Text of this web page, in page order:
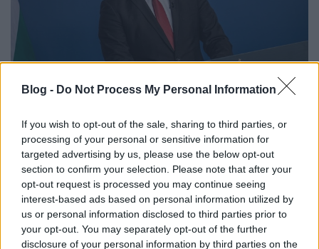
Blog - Do Not Process My Personal Information
If you wish to opt-out of the sale, sharing to third parties, or
processing of your personal or sensitive information for
targeted advertising by us, please use the below opt-out
section to confirm your selection. Please note that after your
opt-out request is processed you may continue seeing
interest-based ads based on personal information utilized by
us or personal information disclosed to third parties prior to
your opt-out. You may separately opt-out of the further
disclosure of your personal information by third parties on the
BEKIÁLTÁS: Le leszünk taglózva
Schanda Tamás János vasárnapi fellépése aligha
nyugtatta meg a cégeket és a munka nélkül
maradókat. Újabb játékos jelent meg a pályán. Az
Orbán Viktorhoz érzékelhetően egyik legközelebb
álló miniszter, Palkovics László beosztottja
szembement Matolcsy György, a Magyar Nemzeti